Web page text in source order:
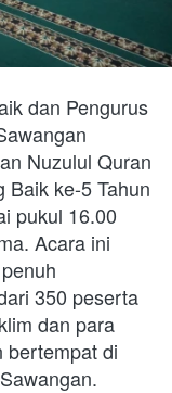
dan Pengurus
Nuzulul Quran
Baik ke-5 Tahun
pukul 16.00
Acara ini
350 peserta
dan para
bertempat di